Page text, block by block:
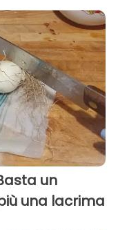
un
una lacrima